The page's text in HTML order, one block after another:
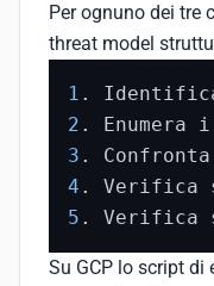
Per ognuno dei tre
threat model
1 .
2 . Enumera
3
4 . Verifica
5 . Verifica
Su GCP lo script di